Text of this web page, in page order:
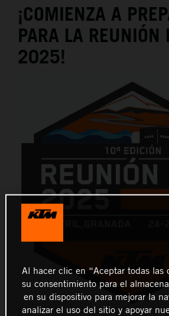
¡COMIENZA A
PARA LA REUNIÓN
2025!
Al hacer clic en “Aceptar todas las
su consentimiento para el
en su dispositivo para mejorar la
analizar el uso del sitio y apoyar